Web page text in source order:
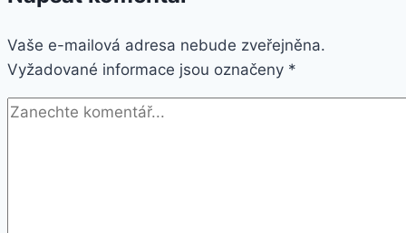
Vaše e-mailová adresa nebude zveřejněna.
Vyžadované informace jsou označeny *